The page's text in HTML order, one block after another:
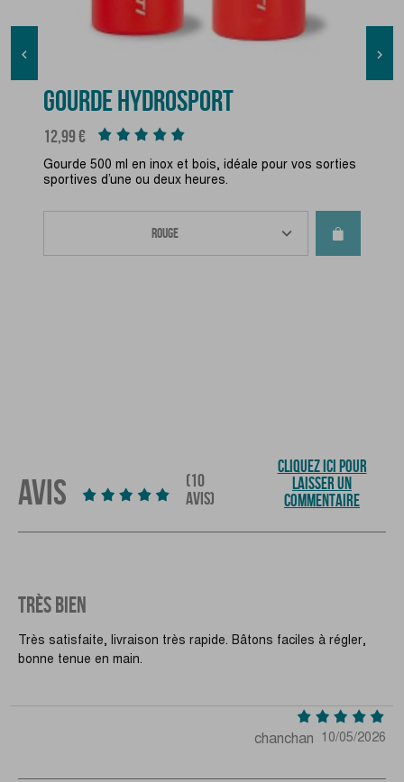

GOURDE HYDROSPORT
Prix
12,99 €
Gourde 500 ml en inox et bois, idéale pour vos sorties
sportives d’une ou deux heures.

AVIS
(10
AVIS)
CLIQUEZ ICI POUR
LAISSER UN
COMMENTAIRE
TRÈS BIEN
Très satisfaite, livraison très rapide. Bâtons faciles à régler,
bonne tenue en main.
chanchan 10/05/2026